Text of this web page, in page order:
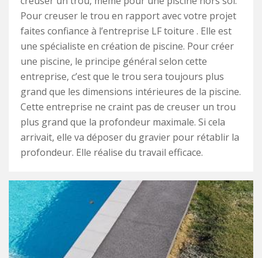
Pour creuser le trou en rapport avec votre projet
faites confiance à l’entreprise LF toiture . Elle est
une spécialiste en création de piscine. Pour créer
une piscine, le principe général selon cette
entreprise, c’est que le trou sera toujours plus
grand que les dimensions intérieures de la piscine.
Cette entreprise ne craint pas de creuser un trou
plus grand que la profondeur maximale. Si cela
arrivait, elle va déposer du gravier pour rétablir la
profondeur. Elle réalise du travail efficace.